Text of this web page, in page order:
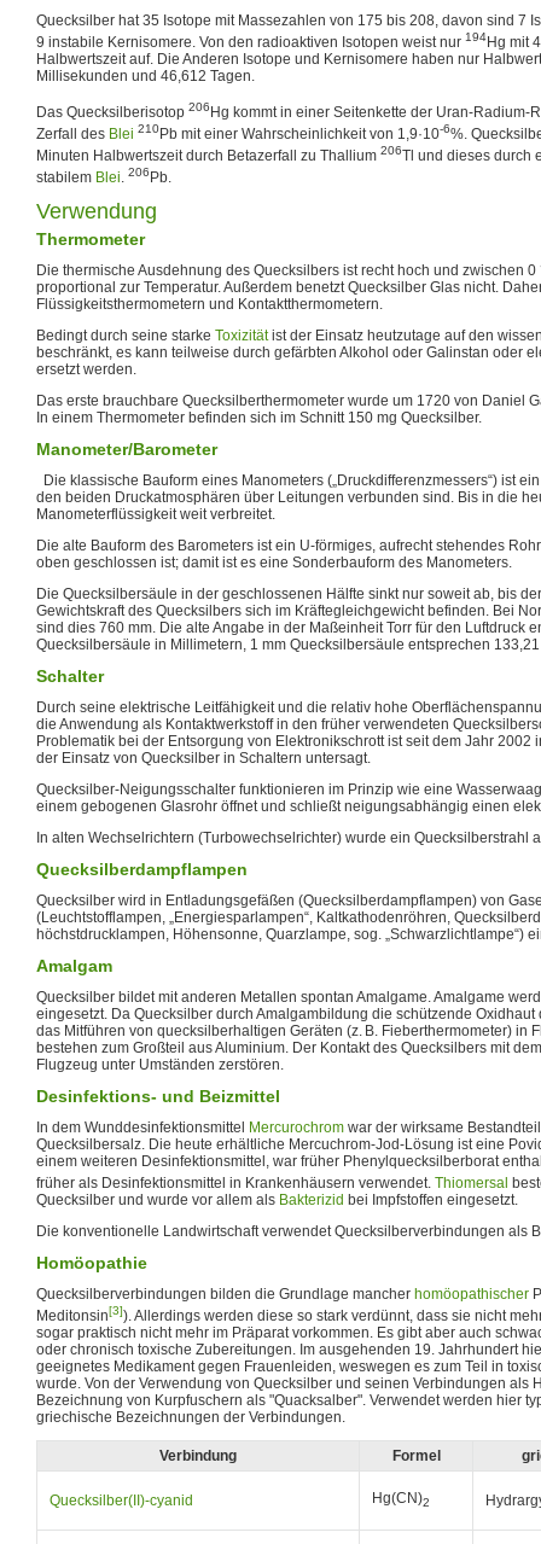
Quecksilber hat 35 Isotope mit Massezahlen von 175 bis 208, davon sind 7
9 instabile Kernisomere. Von den radioaktiven Isotopen weist nur 194Hg mit
Halbwertszeit auf. Die Anderen Isotope und Kernisomere haben nur
Millisekunden und 46,612 Tagen.
Das Quecksilberisotop 206 Hg kommt in einer Seitenkette der Uran-Radium-
Zerfall des Blei 210Pb mit einer Wahrscheinlichkeit von 1,9·10-6%.
Minuten Halbwertszeit durch Betazerfall zu Thallium 206Tl und dieses durch
stabilem Blei. 206 Pb.
Verwendung
Thermometer
Die thermische Ausdehnung des Quecksilbers ist recht hoch und zwischen 0
proportional zur Temperatur. Außerdem benetzt Quecksilber Glas nicht.
Flüssigkeitsthermometern und Kontaktthermometern.
Bedingt durch seine starke Toxizitätist der Einsatz heutzutage auf den
beschränkt, es kann teilweise durch gefärbten Alkohol oder Galinstan oder
ersetzt werden.
Das erste brauchbare Quecksilberthermometer wurde um 1720 von Daniel
In einem Thermometer befinden sich im Schnitt 150 mg Quecksilber.
Manometer/Barometer
Die klassische Bauform eines Manometers („Druckdifferenzmessers“) ist
den beiden Druckatmosphären über Leitungen verbunden sind. Bis in die
Manometerflüssigkeit weit verbreitet.
Die alte Bauform des Barometers ist ein U-förmiges, aufrecht stehendes
oben geschlossen ist; damit ist es eine Sonderbauform des Manometers.
Die Quecksilbersäule in der geschlossenen Hälfte sinkt nur soweit ab, bis
Gewichtskraft des Quecksilbers sich im Kräftegleichgewicht befinden. Bei
sind dies 760 mm. Die alte Angabe in der Maßeinheit Torr für den Luftdruck
Quecksilbersäule in Millimetern, 1 mm Quecksilbersäule entsprechen
Schalter
Durch seine elektrische Leitfähigkeit und die relativ hohe
die Anwendung als Kontaktwerkstoff in den früher verwendeten
Problematik bei der Entsorgung von Elektronikschrott ist seit dem Jahr 2002
der Einsatz von Quecksilber in Schaltern untersagt.
Quecksilber-Neigungsschalter funktionieren im Prinzip wie eine
einem gebogenen Glasrohr öffnet und schließt neigungsabhängig einen
In alten Wechselrichtern (Turbowechselrichter) wurde ein Quecksilberstrahl
Quecksilberdampflampen
Quecksilber wird in Entladungsgefäßen (Quecksilberdampflampen) von
(Leuchtstofflampen, „Energiesparlampen“, Kaltkathodenröhren,
höchstdrucklampen, Höhensonne, Quarzlampe, sog. „Schwarzlichtlampe“)
Amalgam
Quecksilber bildet mit anderen Metallen spontan Amalgame. Amalgame
eingesetzt. Da Quecksilber durch Amalgambildung die schützende Oxidhaut
das Mitführen von quecksilberhaltigen Geräten (z. B. Fieberthermometer) in
bestehen zum Großteil aus Aluminium. Der Kontakt des Quecksilbers mit
Flugzeug unter Umständen zerstören.
Desinfektions- und Beizmittel
In dem Wunddesinfektionsmittel Mercurochrom war der wirksame
Quecksilbersalz. Die heute erhältliche Mercuchrom-Jod-Lösung ist eine
einem weiteren Desinfektionsmittel, war früher Phenylquecksilberborat
früher als Desinfektionsmittel in Krankenhäusern verwendet. Thiomersal
Quecksilber und wurde vor allem als Bakterizid bei Impfstoffen eingesetzt.
Die konventionelle Landwirtschaft verwendet Quecksilberverbindungen als
Homöopathie
Quecksilberverbindungen bilden die Grundlage mancher homöopathischer
Meditonsin[3]). Allerdings werden diese so stark verdünnt, dass sie nicht
sogar praktisch nicht mehr im Präparat vorkommen. Es gibt aber auch
oder chronisch toxische Zubereitungen. Im ausgehenden 19. Jahrhundert
geeignetes Medikament gegen Frauenleiden, weswegen es zum Teil in
wurde. Von der Verwendung von Quecksilber und seinen Verbindungen als
Bezeichnung von Kurpfuschern als "Quacksalber". Verwendet werden hier
griechische Bezeichnungen der Verbindungen.
Verbindung Formel
Quecksilber(II)-cyanid Hg(CN)2